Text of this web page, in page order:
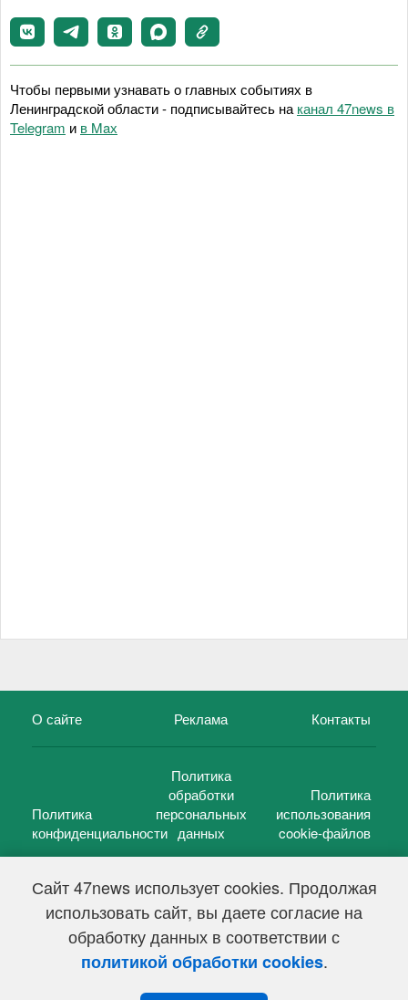
Сайт 47news использует cookies. Продолжая
использовать сайт, вы даете согласие на
обработку данных в соответствии с
политикой обработки cookies.
Чтобы первыми узнавать о главных событиях в
Ленинградской области - подписывайтесь на канал 47news в
Telegram и в Maх
О сайте Реклама Контакты
Политика
конфиденциальности
Политика
обработки
персональных
данных
Политика
использования
cookie-файлов
47 новостей (47 news)2005 — 2026 г.
Свидетельство о регистрации СМИ Эл № ФС 77-39848, выдано
Федеральной службой по надзору в сфере связи,
информационных технологий и массовых коммуникаций